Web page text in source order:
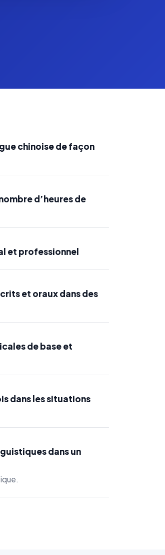
chinoise de façon
d’heures de
et professionnel
et oraux dans des
de base et
dans les situations
dans un